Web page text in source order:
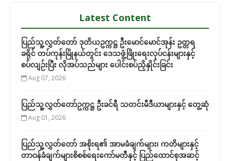
Latest Content
ပြည်သူ့လွှတ်တော် ဒုတိယဥက္ကဋ္ဌ ဦးမောင်မောင်အုန်း ဥတ္တရ
ခရိုင် တပ်ကုန်းမြိုနယ်တွင်း ဒေသဖွံ့ဖြိုးရေးလုပ်ငန်းများနှင့်
စပ်လျဉ်းပြီး လိုအပ်သည်များ ပေါင်းစပ်ညှိနှိုင်းခြင်း
Aug 07, 2026
ပြည်သူ့လွှတ်တော်ဥက္ကဋ္ဌ ဦးခင်ရီ သတင်းမီဒီယာများနှင့် တွေ့ဆုံ
Aug 01, 2026
ပြည်သူ့လွှတ်တော် အစိုးရ၏ အာမခံချက်များ၊ ကတိများနှင့်
တာဝန်ခံချက်များစိစစ်ရေးကော်မတီနှင့် ပြည်ထောင်စုအဆင့်